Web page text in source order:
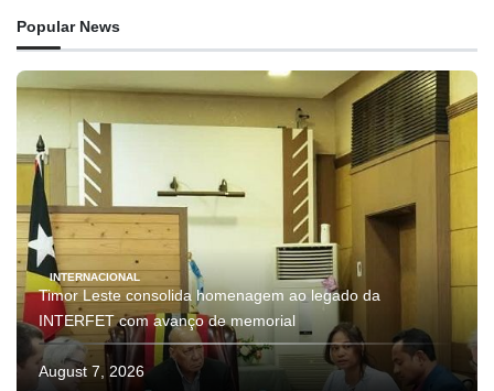
Popular News
INTERNACIONAL
Timor Leste consolida homenagem ao legado da
INTERFET com avanço de memorial
August 7, 2026